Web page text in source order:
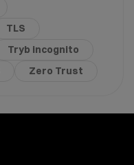
TLS
Tryb incognito
Zero Trust